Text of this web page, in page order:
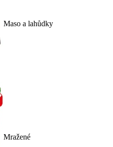
Maso a lahůdky
Mražené